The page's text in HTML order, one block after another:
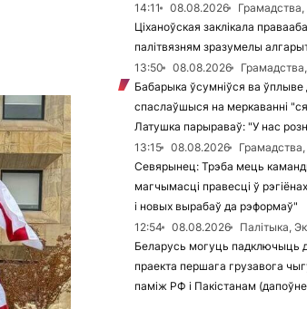
14:11 08.08.2026
Грамадства,
Ціханоўская заклікала
палітвязням зразумелы
13:50
08.08.2026
Бабарыка ўсумніўся ва ўплыве
спаслаўшыся на меркаванні
Латушка парыраваў: "У нас
13:15
08.08.2026
Севярынец: Трэба мець
магчымасці правесці ў
і новых вырабаў да рэформаў"
12:54
08.08.2026
Палітыка,
Беларусь могуць падключыць
праекта першага грузавога
паміж РФ і Пакістанам